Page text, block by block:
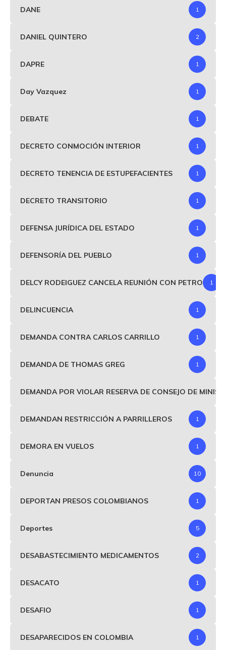
DANE 1
DANIEL QUINTERO 2
DAPRE 1
Day Vazquez 1
DEBATE 1
DECRETO CONMOCIÓN INTERIOR 1
DECRETO TENENCIA DE ESTUPEFACIENTES 1
DECRETO TRANSITORIO 1
DEFENSA JURÍDICA DEL ESTADO 1
DEFENSORÍA DEL PUEBLO 1
DELCY RODEIGUEZ CANCELA REUNIÓN CON PETRO 1
DELINCUENCIA 1
DEMANDA CONTRA CARLOS CARRILLO 1
DEMANDA DE THOMAS GREG 1
DEMANDA POR VIOLAR RESERVA DE CONSEJO DE
DEMANDAN RESTRICCIÓN A PARRILLEROS 1
DEMORA EN VUELOS 1
Denuncia 10
DEPORTAN PRESOS COLOMBIANOS 1
Deportes 5
DESABASTECIMIENTO MEDICAMENTOS 2
DESACATO 1
DESAFIO 1
DESAPARECIDOS EN COLOMBIA 1